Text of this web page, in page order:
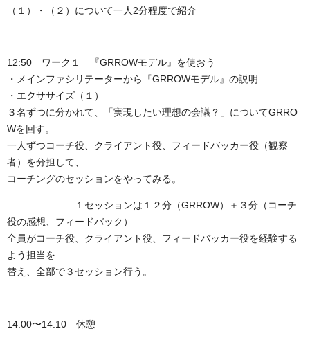
（１）・（２）について一人2分程度で紹介
12:50 ワーク１ 『GRROWモデル』を使おう
・メインファシリテーターから『GRROWモデル』の説明
・エクササイズ（１）
３名ずつに分かれて、「実現したい理想の会議？」についてGRRO
Wを回す。
一人ずつコーチ役、クライアント役、フィードバッカー役（観察
者）を分担して、
コーチングのセッションをやってみる。
１セッションは１２分（GRROW）＋３分（コーチ
役の感想、フィードバック）
全員がコーチ役、クライアント役、フィードバッカー役を経験する
よう担当を
替え、全部で３セッション行う。
14:00〜14:10 休憩